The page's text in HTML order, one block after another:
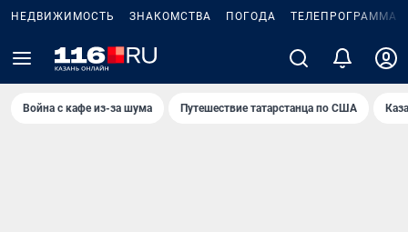
НЕДВИЖИМОСТЬ ЗНАКОМСТВА ПОГОДА ТЕЛЕПРОГРАММА
Война с кафе из-за шума Путешествие татарстанца по США